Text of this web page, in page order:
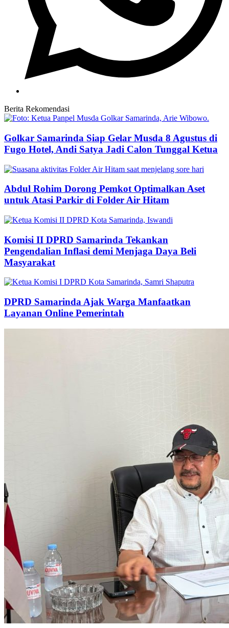
Berita Rekomendasi
Golkar Samarinda Siap Gelar Musda 8 Agustus di
Fugo Hotel, Andi Satya Jadi Calon Tunggal Ketua
Abdul Rohim Dorong Pemkot Optimalkan Aset
untuk Atasi Parkir di Folder Air Hitam
Komisi II DPRD Samarinda Tekankan
Pengendalian Inflasi demi Menjaga Daya Beli
Masyarakat
DPRD Samarinda Ajak Warga Manfaatkan
Layanan Online Pemerintah